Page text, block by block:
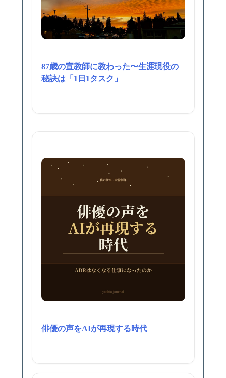
87歳の宣教師に教わった〜生涯現役の
秘訣は「1日1タスク」
俳優の声をAIが再現する時代